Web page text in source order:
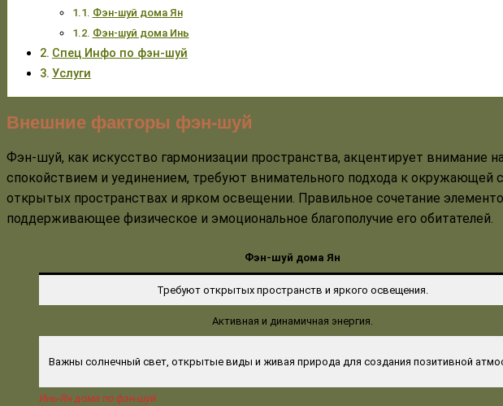
Фэн-шуй дома Ян
Фэн-шуй дома Инь
Спец Инфо по фэн-шуй
Услуги
Внешние факторы фэн-шуй
Фэн-шуй, как искусство гармонизации пространства, акцентирует внимание
спокойствием и уединением, требуют внимательного подхода к
открытых пространствах и ярком освещении. Правильное сочетание
поддерживающее физическое и эмоциональное благополучие его обитателей.
Фэн-шуй дома Ян
Требуют открытых пространств и яркого освещения.
Активная и динамичная энергия.
Важны солнечный свет, открытые виды и живая природа для создания позитивной
Инь-Ян дома по фэн-шуй